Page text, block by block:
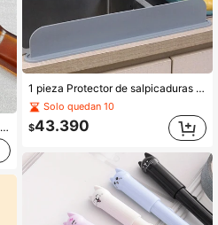
1 pieza Peine de masaje plegable, conveniente para viajar, ahorro de espacio, peinado liso y rizado, cepillo de masaje portátil unisex
1 pieza Protector de salpicaduras de silicona para fregadero, cubierta de salpicaduras con ventosa, protector de salpicaduras de fregadero reutilizable, protector de salpicaduras de fregadero para cocina y baño, flexible y fácil de instalar
Solo quedan 10
$43.390